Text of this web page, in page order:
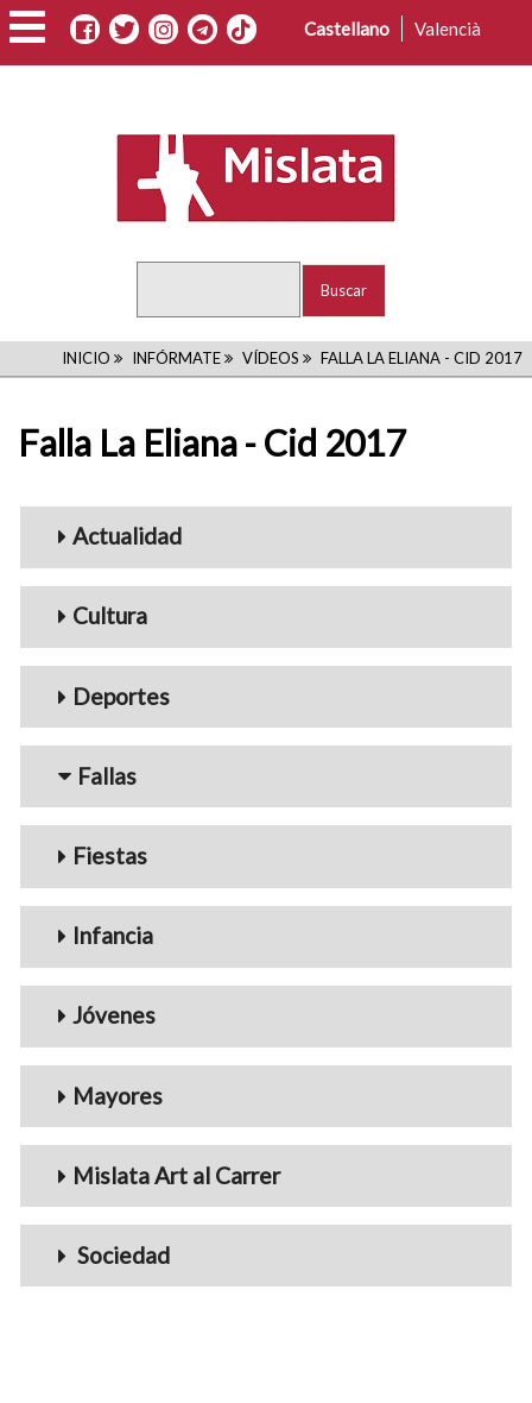
Pasar
al
contenido
Castellano Valencià
RUTA
NAVEGACIÓN
INICIO INFÓRMATE VÍDEOS FALLA LA ELIANA - CID 2017
Falla La Eliana - Cid 2017
Menu_Videos
Actualidad
Cultura
Deportes
Fallas
Fiestas
Infancia
Jóvenes
Mayores
Mislata Art al Carrer
Sociedad